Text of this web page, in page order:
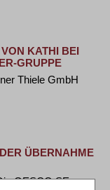
KATHI BEI
GRUPPE
Thiele GmbH
ÜBERNAHME
GESCO SE